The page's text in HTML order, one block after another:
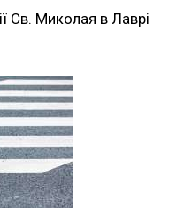
Св. Миколая в Лаврі